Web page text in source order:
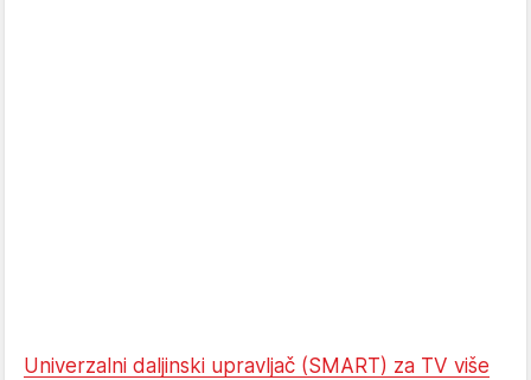
Univerzalni daljinski upravljač (SMART) za TV više